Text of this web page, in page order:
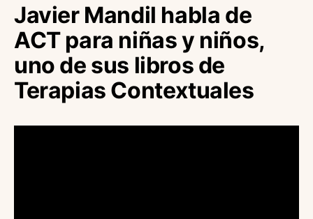
Javier Mandil habla de
ACT para niñas y niños,
uno de sus libros de
Terapias Contextuales